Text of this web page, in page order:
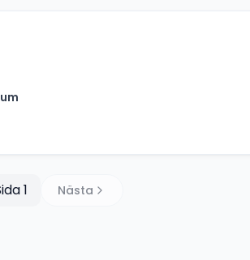
1 Nästa